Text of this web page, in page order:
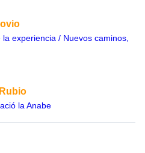
experiencia / Nuevos caminos,
la Anabe